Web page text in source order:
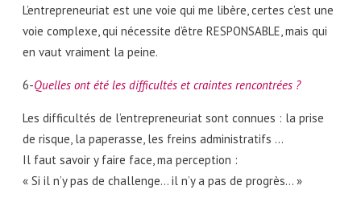
L’entrepreneuriat est une voie qui me libère, certes c’est une
voie complexe, qui nécessite d’être RESPONSABLE, mais qui
en vaut vraiment la peine.
6-Quelles ont été les difficultés et craintes rencontrées ?
Les difficultés de l’entrepreneuriat sont connues : la prise
de risque, la paperasse, les freins administratifs …
Il faut savoir y faire face, ma perception :
« Si il n’y pas de challenge… il n’y a pas de progrès… »